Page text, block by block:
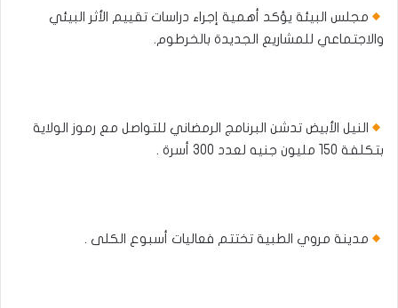
مجلس البيئة يؤكد أهمية إجراء دراسات تقييم الأثر البيئي
والاجتماعي للمشاريع الجديدة بالخرطوم.
النيل الأبيض تدشن البرنامج الرمضاني للتواصل مع رموز الولاية
بتكلفة 150 مليون جنيه لعدد 300 أسرة .
مدينة مروي الطبية تختتم فعاليات أسبوع الكلى .